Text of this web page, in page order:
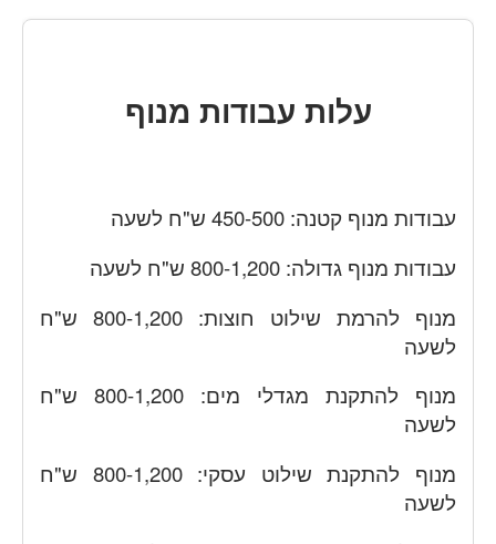
עלות עבודות מנוף
עבודות מנוף קטנה: 450-500 ש"ח לשעה
עבודות מנוף גדולה: 800-1,200 ש"ח לשעה
מנוף להרמת שילוט חוצות: 800-1,200 ש"ח
לשעה
מנוף להתקנת מגדלי מים: 800-1,200 ש"ח
לשעה
מנוף להתקנת שילוט עסקי: 800-1,200 ש"ח
לשעה